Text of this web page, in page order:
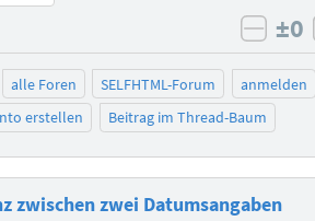
±0
alle Foren SELFHTML-Forum
anmelden
erstellen
Beitrag im Thread-Baum
zwischen zwei Datumsangaben